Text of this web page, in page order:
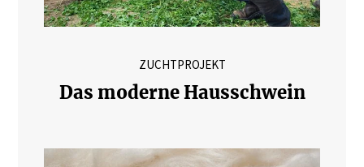
ZUCHTPROJEKT
Das moderne Hausschwein